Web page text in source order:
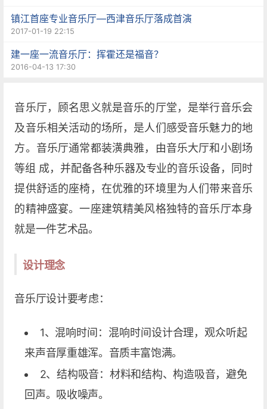
镇江首座专业音乐厅—西津音乐厅落成首演
2017-01-19 22:15
建一座一流音乐厅：挥霍还是福音？
2016-04-13 17:30
音乐厅，顾名思义就是音乐的厅堂，是举行音乐会
及音乐相关活动的场所，是人们感受音乐魅力的地
方。音乐厅通常都装潢典雅，由音乐大厅和小剧场
等组 成，并配备各种乐器及专业的音乐设备，同时
提供舒适的座椅，在优雅的环境里为人们带来音乐
的精神盛宴。一座建筑精美风格独特的音乐厅本身
就是一件艺术品。
设计理念
音乐厅设计要考虑：
1、混响时间：混响时间设计合理，观众听起
来声音厚重雄浑。音质丰富饱满。
2、结构吸音：材料和结构、构造吸音，避免
回声。吸收噪声。